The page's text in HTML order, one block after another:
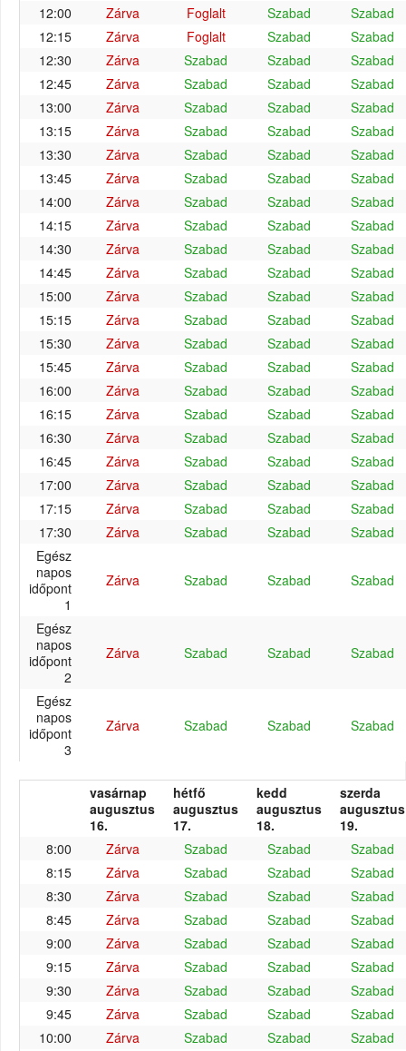
12:00
Zárva Foglalt Szabad
Szabad
12:15
Zárva Foglalt Szabad
Szabad
12:30
Zárva Szabad Szabad
Szabad
12:45
Zárva Szabad Szabad
Szabad
13:00
Zárva Szabad Szabad
Szabad
13:15
Zárva Szabad Szabad
Szabad
13:30
Zárva Szabad Szabad
Szabad
13:45
Zárva Szabad Szabad
Szabad
14:00
Zárva Szabad Szabad
Szabad
14:15
Zárva Szabad Szabad
Szabad
14:30
Zárva Szabad Szabad
Szabad
14:45
Zárva Szabad Szabad
Szabad
15:00
Zárva Szabad Szabad
Szabad
15:15
Zárva Szabad Szabad
Szabad
15:30
Zárva Szabad Szabad
Szabad
15:45
Zárva Szabad Szabad
Szabad
16:00
Zárva Szabad Szabad
Szabad
16:15
Zárva Szabad Szabad
Szabad
16:30
Zárva Szabad Szabad
Szabad
16:45
Zárva Szabad Szabad
Szabad
17:00
Zárva Szabad Szabad
Szabad
17:15
Zárva Szabad Szabad
Szabad
17:30
Zárva Szabad Szabad
Szabad
Egész
napos
időpont
1
Zárva Szabad Szabad Szabad
Egész
napos
időpont
2
Zárva Szabad Szabad Szabad
Egész
napos
időpont
3
Zárva Szabad Szabad Szabad
vasárnap
augusztus
16.
hétfő
augusztus
17.
kedd
augusztus
18.
szerda
augusztus
19.
8:00
Zárva Szabad Szabad
Szabad
8:15
Zárva Szabad Szabad
Szabad
8:30
Zárva Szabad Szabad
Szabad
8:45
Zárva Szabad Szabad
Szabad
9:00
Zárva Szabad Szabad
Szabad
9:15
Zárva Szabad Szabad
Szabad
9:30
Zárva Szabad Szabad
Szabad
9:45
Zárva Szabad Szabad
Szabad
10:00
Zárva Szabad Szabad
Szabad